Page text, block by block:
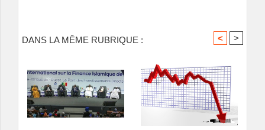
DANS LA MÊME RUBRIQUE : < >